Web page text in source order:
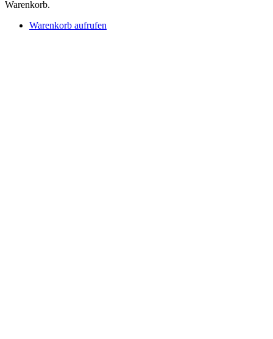
Warenkorb.
Warenkorb aufrufen